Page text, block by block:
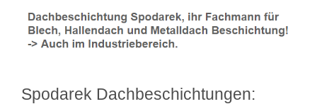
Spodarek Dachbeschichtungen: